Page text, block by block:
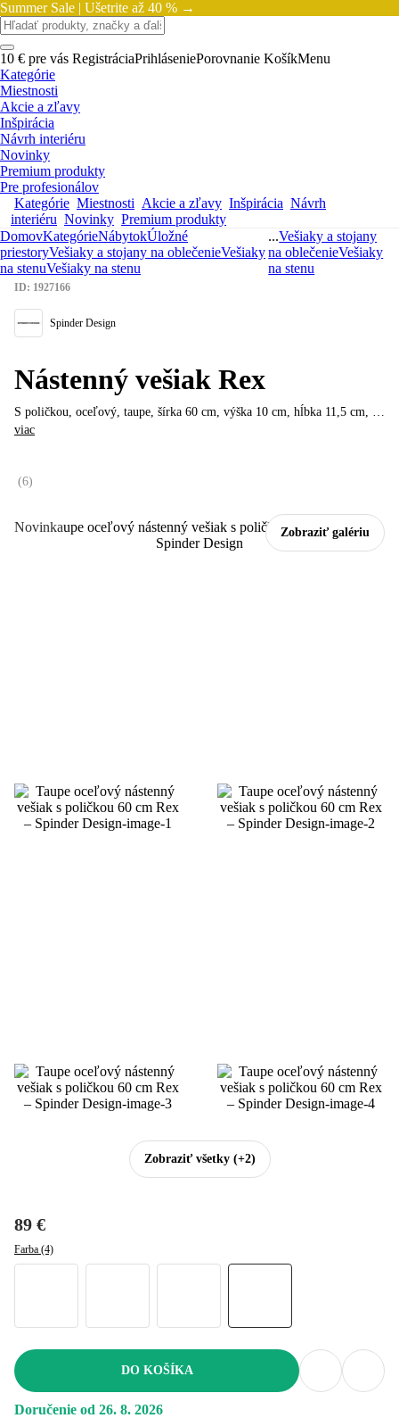
Summer Sale | Ušetrite až 40 % →
10 € pre vás RegistráciaPrihláseniePorovnanie KošíkMenu
Kategórie
Miestnosti
Akcie a zľavy
Inšpirácia
Návrh interiéru
Novinky
Premium produkty
Pre profesionálov
Kategórie Miestnosti Akcie a zľavy Inšpirácia Návrh
interiéru Novinky Premium produkty
DomovKategórieNábytokÚložné
priestoryVešiaky a stojany na oblečenieVešiaky
na stenuVešiaky na stenu
...Vešiaky a stojany
na oblečenieVešiaky
na stenu
Zobraziť galériu
Zobraziť všetky(+2)
Novinka
ID: 1927166
Spinder Design
Nástenný vešiak Rex
S poličkou, oceľový, taupe, šírka 60 cm, výška 10 cm, hĺbka 11,5 cm, …
viac
(6)
89 €
Farba (4)
DO KOŠÍKA
Doručenie od 26. 8. 2026